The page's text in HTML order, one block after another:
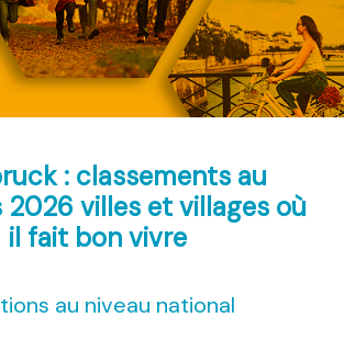
: classements au
2026 villes et villages où
il fait bon vivre
au niveau national